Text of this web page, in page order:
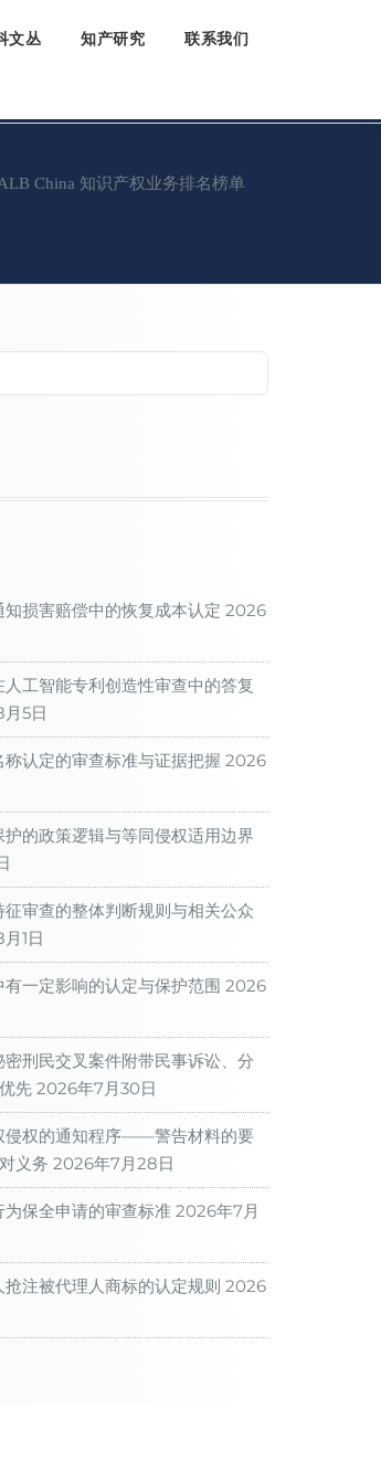
文丛 知产研究 联系我们
China 知识产权业务排名榜单
知损害赔偿中的恢复成本认定 2026
工智能专利创造性审查中的答复
5日
称认定的审查标准与证据把握 2026
护的政策逻辑与等同侵权适用边界
征审查的整体判断规则与相关公众
1日
有一定影响的认定与保护范围 2026
密刑民交叉案件附带民事诉讼、分
先 2026年7月30日
侵权的通知程序——警告材料的要
义务 2026年7月28日
为保全申请的审查标准 2026年7月
抢注被代理人商标的认定规则 2026